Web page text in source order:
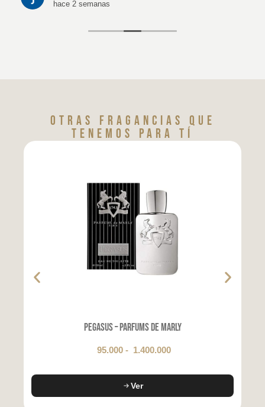
hace 2 semanas
Otras fragancias que
tenemos para tí
Pegasus – Parfums de Marly
95.000 - 1.400.000
Ver